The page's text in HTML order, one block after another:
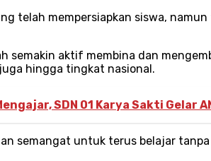
telah mempersiapkan siswa,
semakin aktif membina dan
hingga tingkat nasional.
SDN 01 Karya Sakti Gelar
semangat untuk terus belajar tanpa